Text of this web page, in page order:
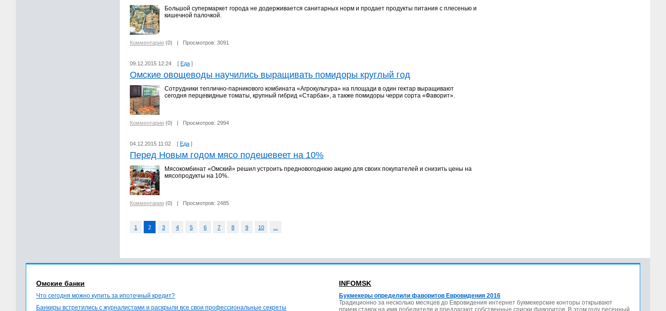
Большой супермаркет города не додерживается санитарных норм и продает продукты питания с плесенью и
кишечной палочкой.
Комментарии (0) | Просмотров: 3091
09.12.2015 12:24 [ Еда ]
Омские овощеводы научились выращивать помидоры круглый год
Сотрудники теплично-парникового комбината «Агрокультура» на площади в один гектар выращивают
сегодня перцевидные томаты, крупный гибрид «Старбак», а также помидоры черри сорта «Фаворит».
Комментарии (0) | Просмотров: 2994
04.12.2015 11:02 [ Еда ]
Перед Новым годом мясо подешевеет на 10%
Мясокомбинат «Омский» решил устроить предновогоднюю акцию для своих покупателей и снизить цены на
мясопродукты на 10%.
Комментарии (0) | Просмотров: 2485
1 2 3 4 5 6 7 8 9 10
Омские банки
Что сегодня можно купить за ипотечный кредит?
Банкиры встретились с журналистами и раскрыли все свои профессиональные секреты
INFOMSK
Букмекеры определили фаворитов Евровидения 2016
Традиционно за несколько месяцев до Евровидения интернет букмекерские конторы открывают
прием ставок на имя победителя и предлагают собственные списки фаворитов. В этом году песенный